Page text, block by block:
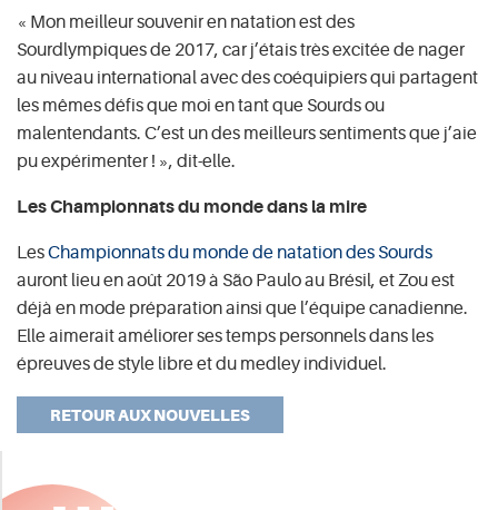
« Mon meilleur souvenir en natation est des
Sourdlympiques de 2017, car j’étais très excitée de nager
au niveau international avec des coéquipiers qui partagent
les mêmes défis que moi en tant que Sourds ou
malentendants. C’est un des meilleurs sentiments que j’aie
pu expérimenter ! », dit-elle.
Les Championnats du monde dans la mire
LesChampionnats du monde de natation des Sourds
auront lieu en août 2019 à São Paulo au Brésil, et Zou est
déjà en mode préparation ainsi que l’équipe canadienne.
Elle aimerait améliorer ses temps personnels dans les
épreuves de style libre et du medley individuel.
RETOUR AUX NOUVELLES